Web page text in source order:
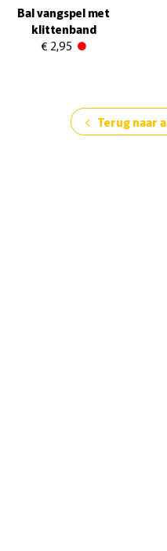
Bal vangspel met
klittenband
€ 2,95
chevron_left Terug naar